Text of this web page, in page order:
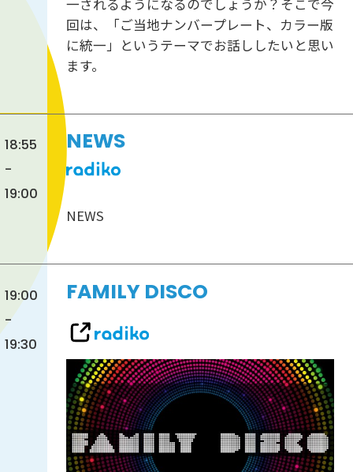
回は、「ご当地ナンバープレート、カラー版
に統一」というテーマでお話ししたいと思い
ます。
18:55
-
19:00
NEWS
NEWS
19:00
-
19:30
FAMILY DISCO